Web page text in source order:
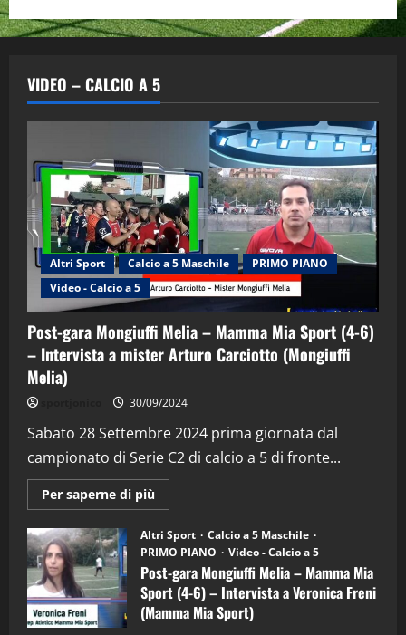
VIDEO – CALCIO A 5
Altri Sport Calcio a 5 Maschile
PRIMO PIANO
Video - Calcio a 5
Post-gara Mongiuffi Melia – Mamma Mia Sport (4-6)
– Intervista a mister Arturo Carciotto (Mongiuffi
Melia)
30/09/2024
Sabato 28 Settembre 2024 prima giornata dal
campionato di Serie C2 di calcio a 5 di fronte...
Per saperne di più
informazioni
Post-
gara
Mongiuffi
Melia
–
Mamma
Mia
Sport
Altri Sport
Calcio a 5 Maschile
PRIMO PIANO
Video - Calcio a 5
Post-gara Mongiuffi Melia – Mamma Mia
Sport (4-6) – Intervista a Veronica Freni
(Mamma Mia Sport)
2
“SportEmpire” in Podcast: 29^ Puntata
(Martedi 28 Aprile 2026)
28/04/2026
3
"SportEmpire" in Podcast
“SportEmpire” in Podcast: 28^ Puntata
(Martedi 21 Aprile 2026)
21/04/2026